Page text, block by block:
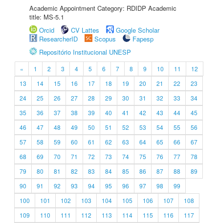
Academic Appointment Category: RDIDP Academic
title: MS-5.1
Orcid
CV Lattes
Google Scholar
ResearcherID
Scopus
Fapesp
Repositório Institucional UNESP
« 1 2 3 4 5 6 7 8 9 10 11
12
13
14 15 16 17 18 19 20 21 22
23
24
25 26 27 28 29 30 31 32 33
34
35
36 37 38 39 40 41 42 43 44
45
46
47 48 49 50 51 52 53 54 55
56
57
58 59 60 61 62 63 64 65 66
67
68
69 70 71 72 73 74 75 76 77
78
79
80 81 82 83 84 85 86 87 88
89
90
91 92 93 94 95 96 97 98
99
100
101 102 103 104 105 106 107
108
109
110 111 112 113 114 115 116
117